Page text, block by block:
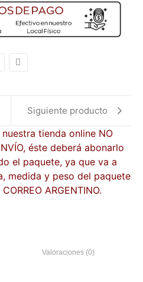
Siguiente producto
tienda online NO
éste deberá abonarlo
el paquete, ya que va a
medida y peso del paquete
ARGENTINO.
Valoraciones (0)